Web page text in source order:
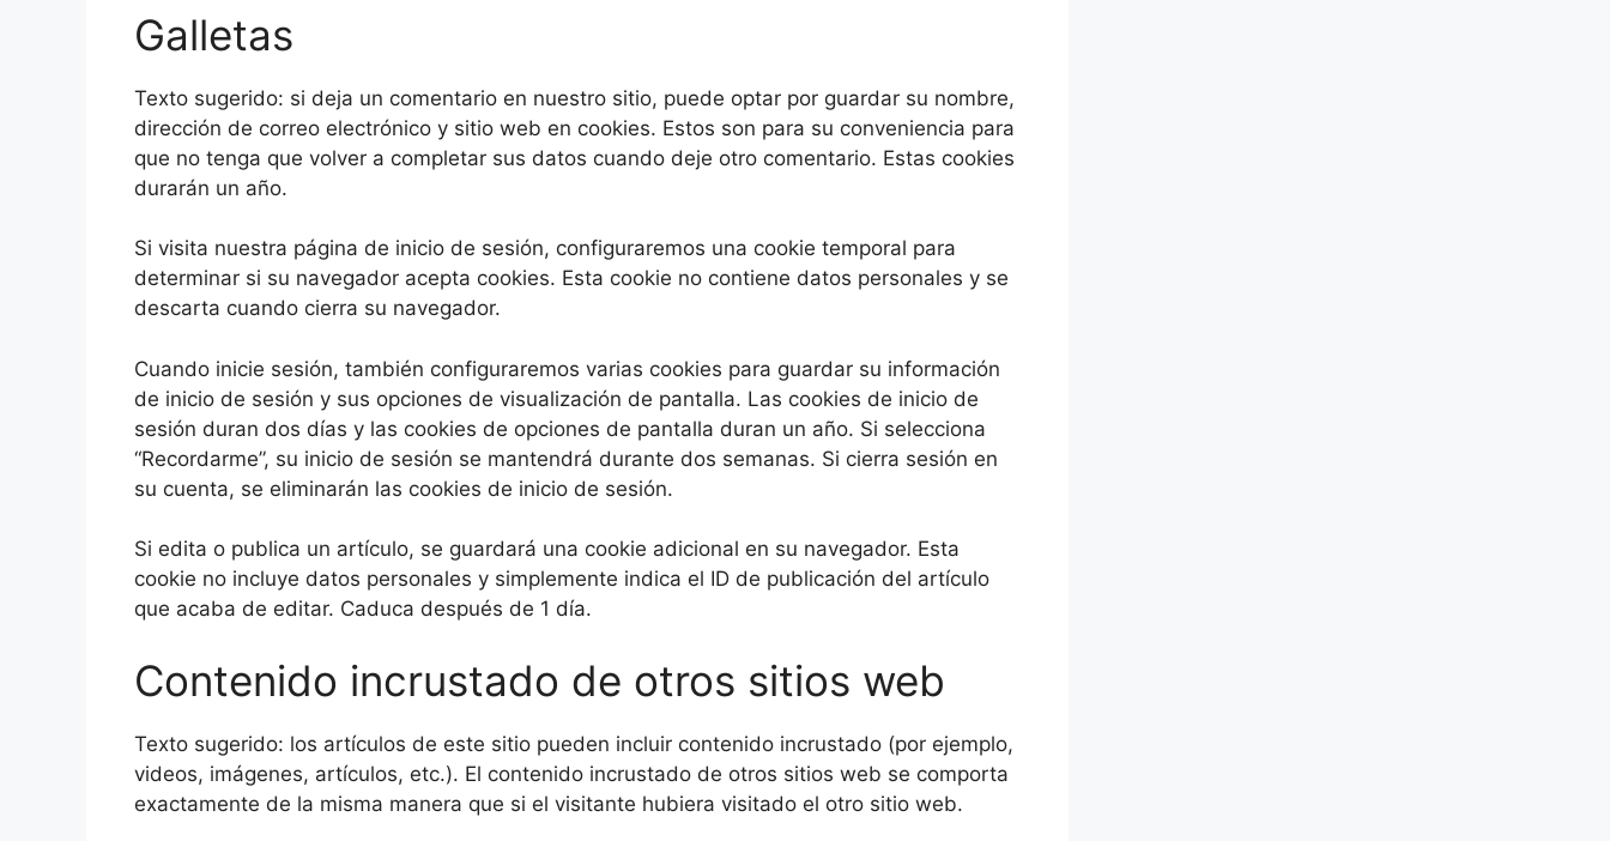
Galletas
Texto sugerido: si deja un comentario en nuestro sitio, puede optar por guardar su nombre,
dirección de correo electrónico y sitio web en cookies. Estos son para su conveniencia para
que no tenga que volver a completar sus datos cuando deje otro comentario. Estas cookies
durarán un año.
Si visita nuestra página de inicio de sesión, configuraremos una cookie temporal para
determinar si su navegador acepta cookies. Esta cookie no contiene datos personales y se
descarta cuando cierra su navegador.
Cuando inicie sesión, también configuraremos varias cookies para guardar su información
de inicio de sesión y sus opciones de visualización de pantalla. Las cookies de inicio de
sesión duran dos días y las cookies de opciones de pantalla duran un año. Si selecciona
“Recordarme”, su inicio de sesión se mantendrá durante dos semanas. Si cierra sesión en
su cuenta, se eliminarán las cookies de inicio de sesión.
Si edita o publica un artículo, se guardará una cookie adicional en su navegador. Esta
cookie no incluye datos personales y simplemente indica el ID de publicación del artículo
que acaba de editar. Caduca después de 1 día.
Contenido incrustado de otros sitios web
Texto sugerido: los artículos de este sitio pueden incluir contenido incrustado (por ejemplo,
videos, imágenes, artículos, etc.). El contenido incrustado de otros sitios web se comporta
exactamente de la misma manera que si el visitante hubiera visitado el otro sitio web.